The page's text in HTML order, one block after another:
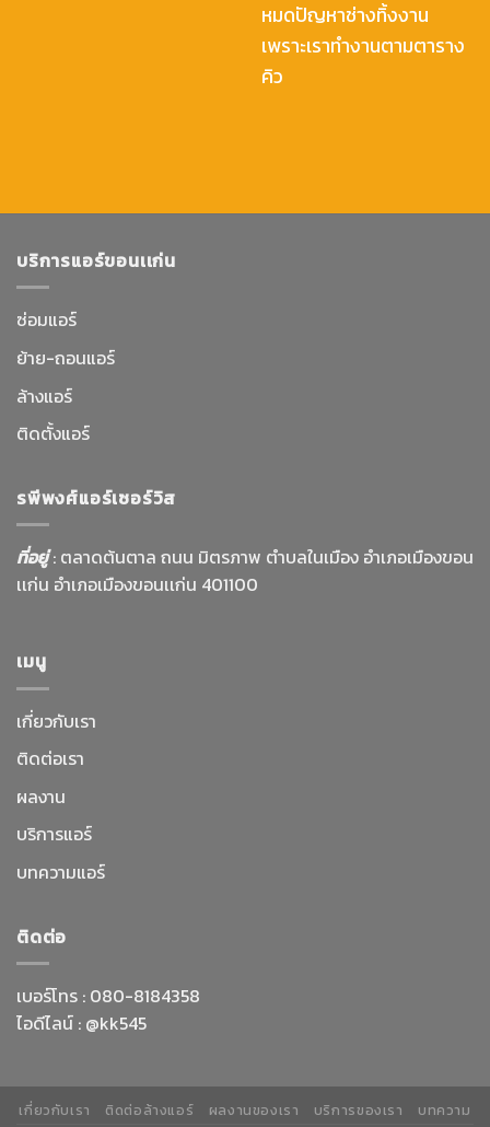
หมดปัญหาช่างทิ้งงาน
เพราะเราทำงานตามตาราง
คิว
บริการแอร์ขอนเเก่น
ซ่อมแอร์
ย้าย-ถอนแอร์
ล้างแอร์
ติดตั้งแอร์
รพีพงศ์แอร์เซอร์วิส
ที่อยู่: ตลาดต้นตาล ถนน มิตรภาพ ตำบลในเมือง อำเภอเมืองขอน
เเก่น อำเภอเมืองขอนเเก่น 401100
เมนู
เกี่ยวกับเรา
ติดต่อเรา
ผลงาน
บริการแอร์
บทความแอร์
ติดต่อ
เบอร์โทร : 080-8184358
ไอดีไลน์ : @kk545
เกี่ยวกับเรา ติดต่อล้างแอร์ ผลงานของเรา บริการของเรา บทความ